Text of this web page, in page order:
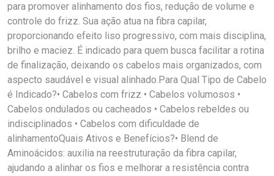
para promover alinhamento dos fios, redução de volume e
controle do frizz. Sua ação atua na fibra capilar,
proporcionando efeito liso progressivo, com mais disciplina,
brilho e maciez. É indicado para quem busca facilitar a rotina
de finalização, deixando os cabelos mais organizados, com
aspecto saudável e visual alinhado.Para Qual Tipo de Cabelo
é Indicado?• Cabelos com frizz • Cabelos volumosos •
Cabelos ondulados ou cacheados • Cabelos rebeldes ou
indisciplinados • Cabelos com dificuldade de
alinhamentoQuais Ativos e Benefícios?• Blend de
Aminoácidos: auxilia na reestruturação da fibra capilar,
ajudando a alinhar os fios e melhorar a resistência contra